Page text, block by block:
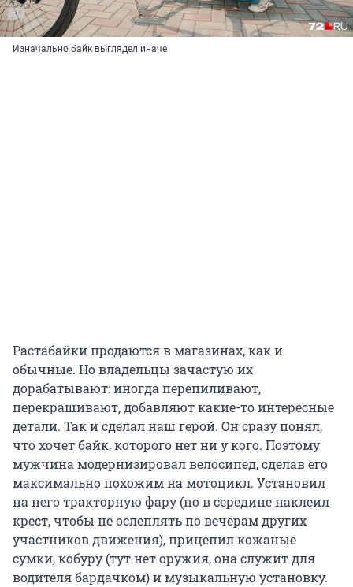
Изначально байк выглядел иначе
Растабайки продаются в магазинах, как и
обычные. Но владельцы зачастую их
дорабатывают: иногда перепиливают,
перекрашивают, добавляют какие-то интересные
детали. Так и сделал наш герой. Он сразу понял,
что хочет байк, которого нет ни у кого. Поэтому
мужчина модернизировал велосипед, сделав его
максимально похожим на мотоцикл. Установил
на него тракторную фару (но в середине наклеил
крест, чтобы не ослеплять по вечерам других
участников движения), прицепил кожаные
сумки, кобуру (тут нет оружия, она служит для
водителя бардачком) и музыкальную установку.